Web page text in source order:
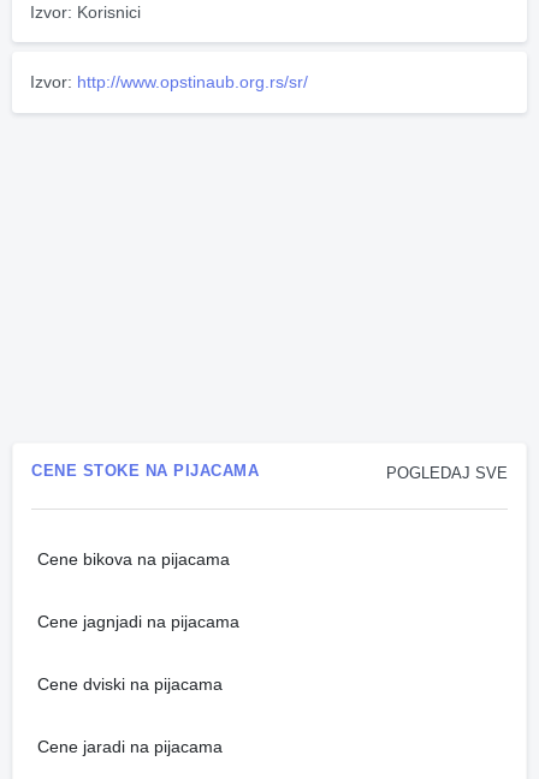
Izvor: Korisnici
Izvor: http://www.opstinaub.org.rs/sr/
POGLEDAJ SVE
CENE STOKE NA PIJACAMA
Cene bikova na pijacama
Cene jagnjadi na pijacama
Cene dviski na pijacama
Cene jaradi na pijacama